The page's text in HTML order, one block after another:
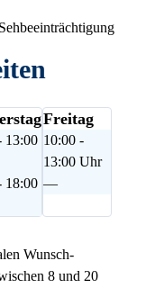
13:00
18:00
Freitag
10:00 -
13:00 Uhr
—
Wunsch-
8 und 20